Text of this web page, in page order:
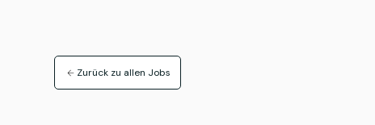
Zurück zu allen Jobs